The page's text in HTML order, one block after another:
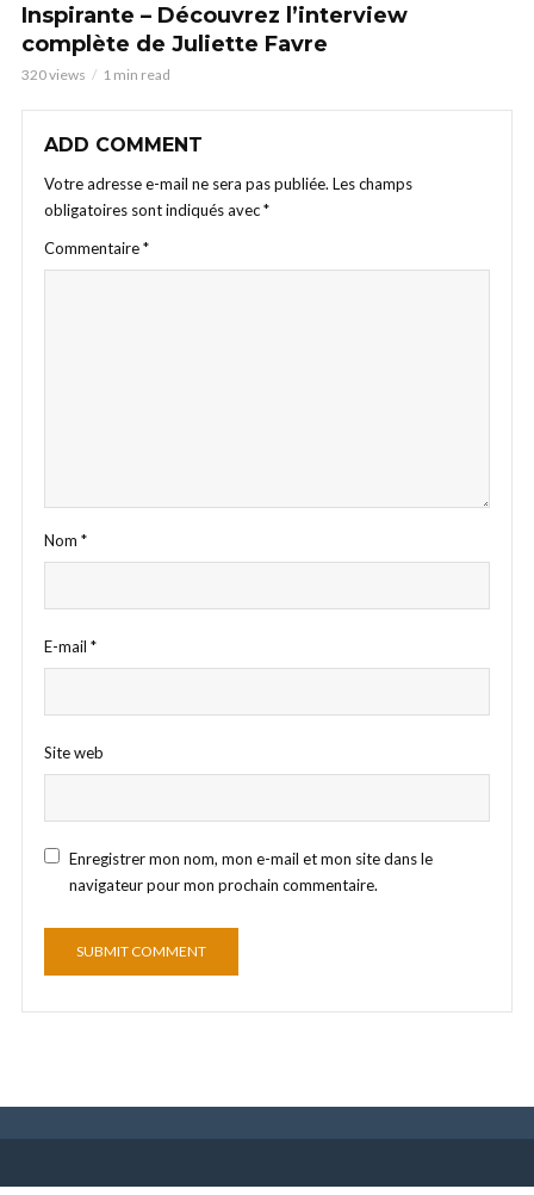
Inspirante – Découvrez l’interview
complète de Juliette Favre
320 views 1 min read
ADD COMMENT
Votre adresse e-mail ne sera pas publiée. Les champs
obligatoires sont indiqués avec*
Commentaire*
Nom *
E-mail *
Site web
Enregistrer mon nom, mon e-mail et mon site dans le
navigateur pour mon prochain commentaire.